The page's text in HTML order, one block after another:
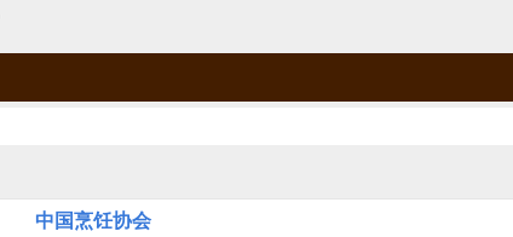
中国烹饪协会